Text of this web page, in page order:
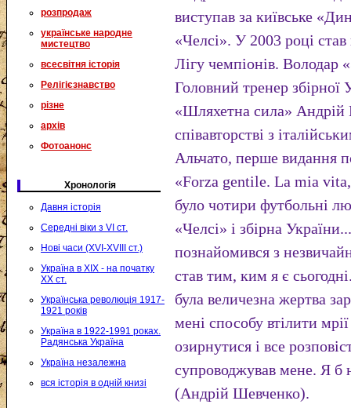
розпродаж
українське народне
мистецтво
всесвітня історія
Релігієзнавство
різне
архів
Фотоанонс
Хронологія
Давня історія
Середні віки з VI ст.
Нові часи (XVI-XVIII ст.)
Україна в XIX - на початку
XX ст.
Українська революція 1917-
1921 років
Україна в 1922-1991 роках.
Радянська Україна
Україна незалежна
вся історія в одній книзі
виступав за київське
«Челсі». У 2003 році
Лігу чемпіонів. Володар
Головний тренер
«Шляхетна сила»
співавторстві з
Альчато, перше видання
«Forza gentile. La mia
було чотири футбольні
«Челсі» і збірна
познайомився з
став тим, ким я є
була величезна жертва
мені способу втілити
озирнутися і все
супроводжував мене. Я б
(Андрій Шевченко).